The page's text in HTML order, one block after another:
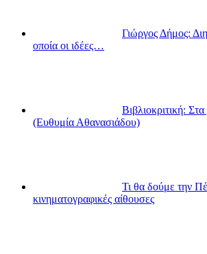
Γιώργος Δήμος:
οποία οι ιδέες…
Βιβλιοκριτική:
(Ευθυμία Αθανασιάδου)
Τι θα δούμε την
κινηματογραφικές αίθουσες